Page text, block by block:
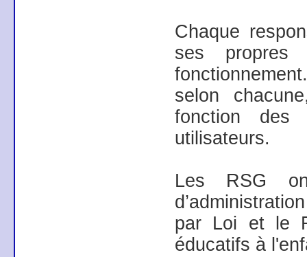
Chaque
ses
selon
fonction des
utilisateurs.
Les RSG
par Loi et le
éducatifs à